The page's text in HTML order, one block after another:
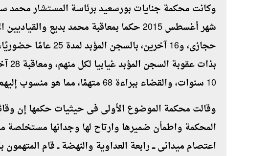
وكانت محكمة جنايات بورسعيد برئاسة المستشار
شهر أغسطس 2015 حكما بمعاقبة محمد بديع
10 سنوات، والقضاء ببراءة 68 متهمًا، مما هو منسوب إليهم من اتهامات.
وقالت محكمة الموضوع الأولى فى حيثيات حكمها إن
المحكمة واطمأن ضميرها وارتاح لها وجدانها
اعتصام ميدانى ـــ رابعة العداوية والنهضة ــ قام